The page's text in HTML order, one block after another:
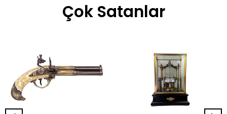
Çok Satanlar